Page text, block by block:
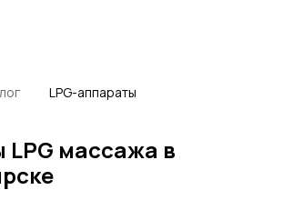
LPG-аппараты
массажа в